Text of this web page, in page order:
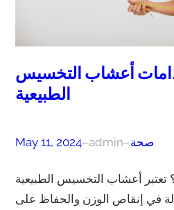
أعشاب التخسيس
الطبيعية
May 11, 2024–admin–صحة
أعشاب التخسيس الطبيعية
في إنقاص الوزن والحفاظ على